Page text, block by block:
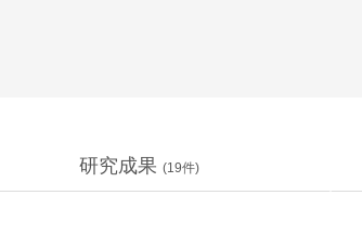
研究成果 (19件)